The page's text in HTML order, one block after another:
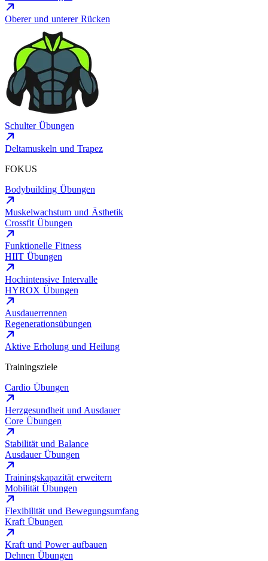
Oberer und unterer Rücken
Schulter Übungen
Deltamuskeln und Trapez
FOKUS
Bodybuilding Übungen
Muskelwachstum und Ästhetik
Crossfit Übungen
Funktionelle Fitness
HIIT Übungen
Hochintensive Intervalle
HYROX Übungen
Ausdauerrennen
Regenerationsübungen
Aktive Erholung und Heilung
Trainingsziele
Cardio Übungen
Herzgesundheit und Ausdauer
Core Übungen
Stabilität und Balance
Ausdauer Übungen
Trainingskapazität erweitern
Mobilität Übungen
Flexibilität und Bewegungsumfang
Kraft Übungen
Kraft und Power aufbauen
Dehnen Übungen